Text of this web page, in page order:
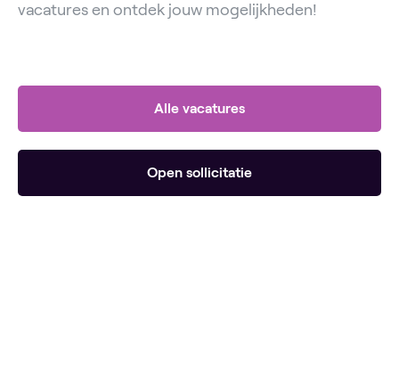
vacatures en ontdek jouw mogelijkheden!
Alle vacatures
Open sollicitatie